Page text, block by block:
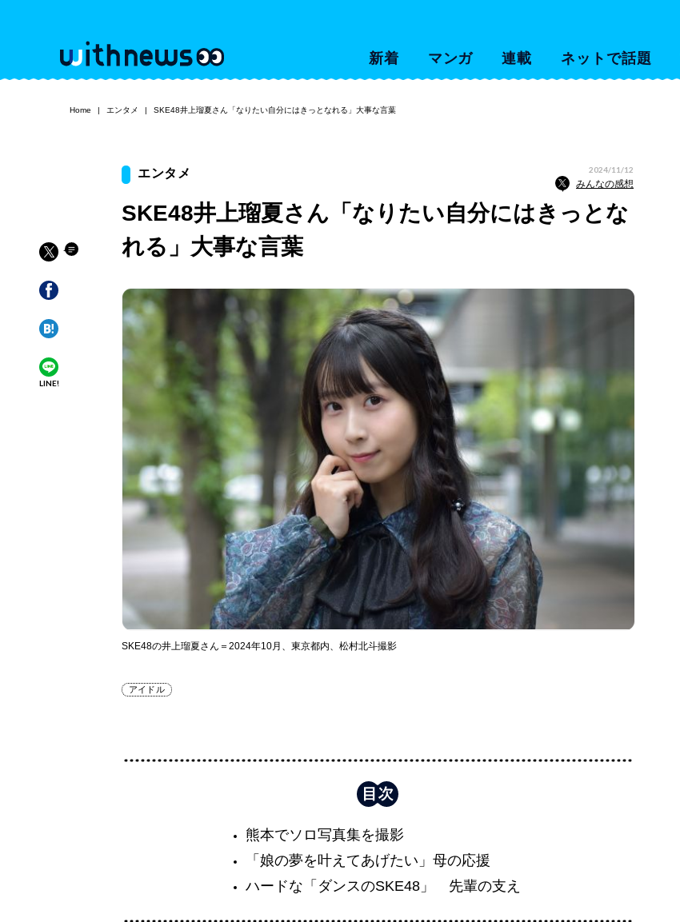
新着 マンガ 連載 ネットで話題
Home エンタメ SKE48井上瑠夏さん「なりたい自分にはきっとなれる」大事な言葉
LINE!
エンタメ 2024/11/12
みんなの感想
SKE48井上瑠夏さん「なりたい自分にはきっとな
れる」大事な言葉
SKE48の井上瑠夏さん＝2024年10月、東京都内、松村北斗撮影
アイドル
熊本でソロ写真集を撮影
「娘の夢を叶えてあげたい」母の応援
ハードな「ダンスのSKE48」 先輩の支え